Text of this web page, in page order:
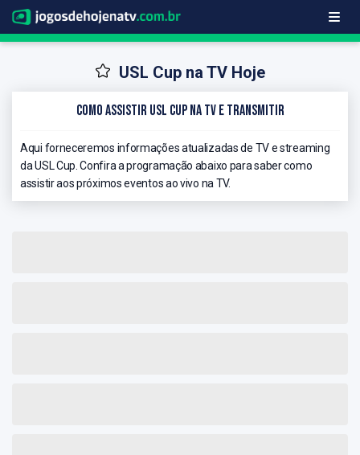
USL Cup na TV Hoje
Como Assistir USL Cup na TV e Transmitir
Aqui forneceremos informações atualizadas de TV e streaming
da USL Cup. Confira a programação abaixo para saber como
assistir aos próximos eventos ao vivo na TV.